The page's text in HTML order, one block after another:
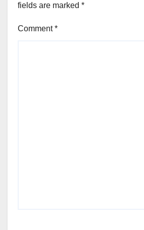
fields are marked *
Comment*